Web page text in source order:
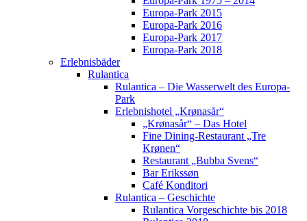
Europa-Park 2015
Europa-Park 2016
Europa-Park 2017
Europa-Park 2018
Erlebnisbäder
Rulantica
Rulantica – Die Wasserwelt des Europa-
Park
Erlebnishotel „Krønasår“
„Krønasår“ – Das Hotel
Fine Dining-Restaurant „Tre
Krønen“
Restaurant „Bubba Svens“
Bar Erikssøn
Café Konditori
Rulantica – Geschichte
Rulantica Vorgeschichte bis 2018